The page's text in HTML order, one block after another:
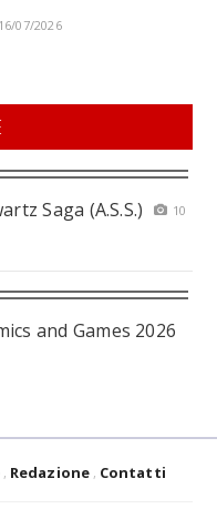
16/07/2026
Saga (A.S.S.)
10
and Games 2026
Redazione Contatti